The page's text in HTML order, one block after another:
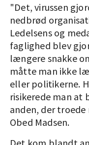
"Det, virussen
nedbrød
Ledelsens og
faglighed blev
længere snakke
måtte man ikke
eller politikerne.
risikerede man at
anden, der troede
Obed Madsen.